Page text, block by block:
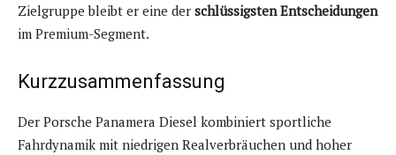
Zielgruppe bleibt er eine der schlüssigsten Entscheidungen
im Premium-Segment.
Kurzzusammenfassung
Der Porsche Panamera Diesel kombiniert sportliche
Fahrdynamik mit niedrigen Realverbräuchen und hoher